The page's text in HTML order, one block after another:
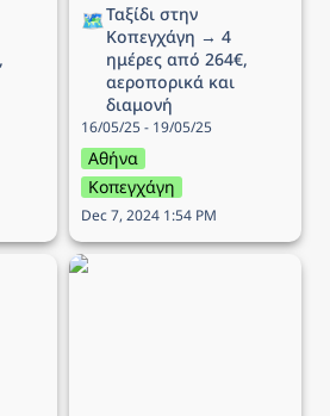
🗺️Ταξίδι στην
Κοπεγχάγη → 4
ημέρες από 264€,
αεροπορικά και
διαμονή
16/05/25 - 19/05/25
Αθήνα
Κοπεγχάγη
Dec 7, 2024 1:54 PM
→
Ταξίδι στο Δουβλίνο → 5